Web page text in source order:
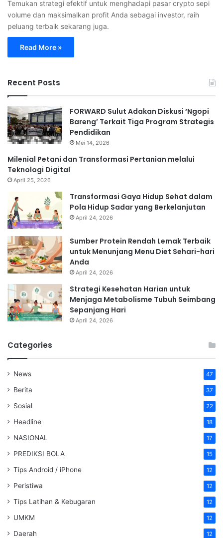
Temukan strategi efektif untuk menghadapi pasar crypto sepi
volume dan maksimalkan profit Anda sebagai investor, raih
peluang terbaik sekarang juga.
Read More »
Recent Posts
FORWARD Sulut Adakan Diskusi ‘Ngopi
Bareng’ Terkait Tiga Program Strategis
Pendidikan
Mei 14, 2026
Milenial Petani dan Transformasi Pertanian melalui
Teknologi Digital
April 25, 2026
Transformasi Gaya Hidup Sehat dalam
Pola Hidup Sadar yang Berkelanjutan
April 24, 2026
Sumber Protein Rendah Lemak Terbaik
untuk Menunjang Menu Diet Sehari-hari
Anda
April 24, 2026
Strategi Kesehatan Harian untuk
Menjaga Metabolisme Tubuh Seimbang
Sepanjang Hari
April 24, 2026
Categories
News 47
Berita 37
Sosial 22
Headline 18
NASIONAL 17
PREDIKSI BOLA 15
Tips Android / iPhone 12
Peristiwa 12
Tips Latihan & Kebugaran 12
UMKM 12
Daerah 12